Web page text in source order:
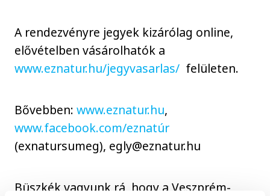
A rendezvényre jegyek kizárólag online,
elővételben vásárolhatók a
www.eznatur.hu/jegyvasarlas/ felületen.
Bővebben:www.eznatur.hu,
www.facebook.com/eznatúr
(exnatursumeg), egly@eznatur.hu
Büszkék vagyunk rá, hogy a Veszprém-